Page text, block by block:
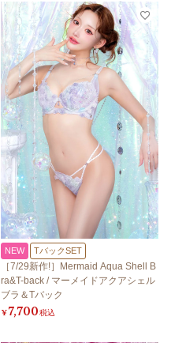
NEW TバックSET
［7/29新作!］Mermaid Aqua Shell B
ra&T-back / マーメイドアクアシェル
ブラ＆Tバック
¥7,700税込